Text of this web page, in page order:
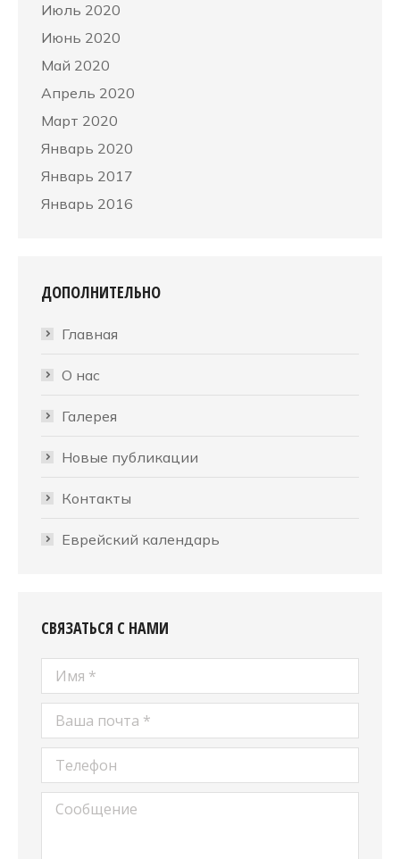
Июль 2020
Июнь 2020
Май 2020
Апрель 2020
Март 2020
Январь 2020
Январь 2017
Январь 2016
ДОПОЛНИТЕЛЬНО
Главная
О нас
Галерея
Новые публикации
Контакты
Еврейский календарь
СВЯЗАТЬСЯ С НАМИ
Имя *
Ваша почта *
Телефон
Сообщение